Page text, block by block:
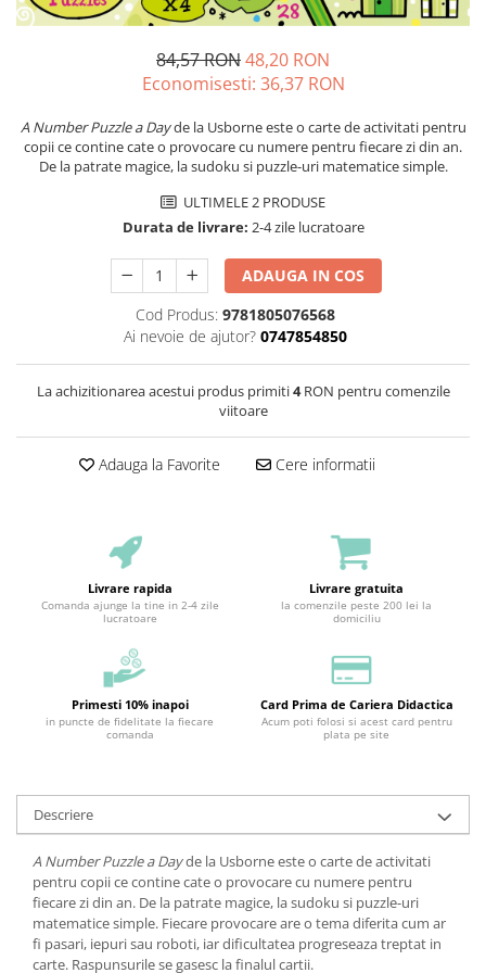
84,57 RON48,20 RON
Economisesti: 36,37 RON
A Number Puzzle a Dayde la Usborne este o carte de activitati pentru
copii ce contine cate o provocare cu numere pentru fiecare zi din an.
De la patrate magice, la sudoku si puzzle-uri matematice simple.
ULTIMELE 2 PRODUSE
Durata de livrare: 2-4 zile lucratoare
ADAUGA IN COS
Cod Produs: 9781805076568
Ai nevoie de ajutor? 0747854850
La achizitionarea acestui produs primiti4RON pentru comenzile
viitoare
Adauga la Favorite Cere informatii
Livrare rapida
Comanda ajunge la tine in 2-4 zile
lucratoare
Livrare gratuita
la comenzile peste 200 lei la
domiciliu
Primesti 10% inapoi
in puncte de fidelitate la fiecare
comanda
Card Prima de Cariera Didactica
Acum poti folosi si acest card pentru
plata pe site
Descriere
A Number Puzzle a Dayde la Usborne este o carte de activitati
pentru copii ce contine cate o provocare cu numere pentru
fiecare zi din an. De la patrate magice, la sudoku si puzzle-uri
matematice simple. Fiecare provocare are o tema diferita cum ar
fi pasari, iepuri sau roboti, iar dificultatea progreseaza treptat in
carte. Raspunsurile se gasesc la finalul cartii.